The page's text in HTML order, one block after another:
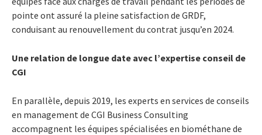
pointe ont assuré la pleine satisfaction de GRDF,
conduisant au renouvellement du contrat jusqu’en 2024.
Une relation de longue date avec l’expertise conseil de
CGI
En parallèle, depuis 2019, les experts en services de conseils
en management de CGI Business Consulting
accompagnent les équipes spécialisées en biométhane de